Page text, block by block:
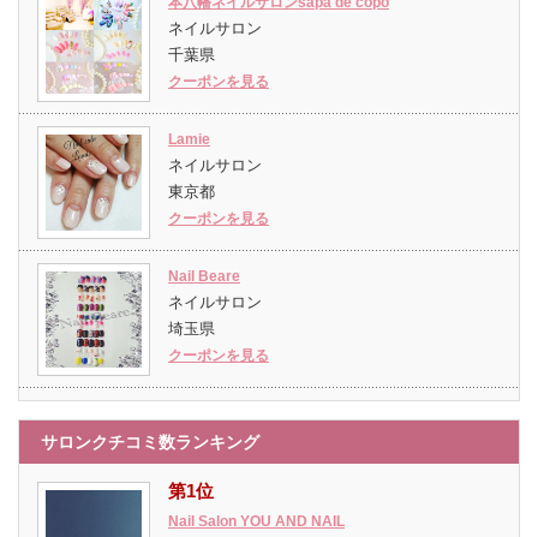
ネイルサロン
千葉県
クーポンを見る
Lamie
ネイルサロン
東京都
クーポンを見る
Nail Beare
ネイルサロン
埼玉県
クーポンを見る
サロンクチコミ数ランキング
第1位
Nail Salon YOU AND NAIL